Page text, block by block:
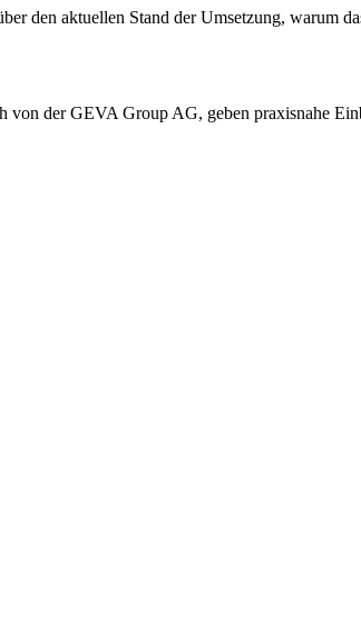
den aktuellen Stand der Umsetzung, warum
der GEVA Group AG, geben praxisnahe